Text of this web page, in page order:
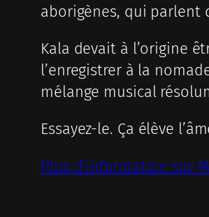
aborigènes, qui parlent
Kala devait à l’origine
l’enregistrer à la
mélange musical
Essayez-le. Ça élève
Plus d’information sur